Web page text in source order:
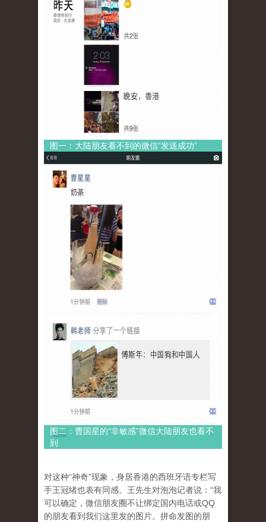
图一：大陆朋友看不到的微信“发送成功”
图二：曹国星的“非敏感”微信大陆朋友也看不
到
对这种“神奇”现象，身居香港的西班牙语专栏写
手王冠绪也表有同感。王先生对泡泡记者说：“我
可以确定，微信朋友圈不让绑定国内电话或QQ
的朋友看到我们这里发的图片。拼命发图的朋